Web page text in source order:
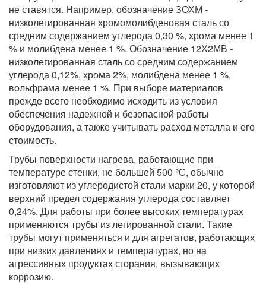
не ставятся. Например, обозначение ЗОХМ -
низколегированная хромомолибденовая сталь со
средним содержанием углерода 0,30 %, хрома менее 1
% и молибдена менее 1 %. Обозначение 12Х2МВ -
низколегированная сталь со средним содержанием
углерода 0,12%, хрома 2%, молибдена менее 1 %,
вольфрама менее 1 %. При выборе материалов
прежде всего необходимо исходить из условия
обеспечения надежной и безопасной работы
оборудования, а также учитывать расход металла и его
стоимость.
Трубы поверхности нагрева, работающие при
температуре стенки, не большей 500 °С, обычно
изготовляют из углеродистой стали марки 20, у которой
верхний предел содержания углерода составляет
0,24%. Для работы при более высоких температурах
применяются трубы из легированной стали. Такие
трубы могут применяться и для агрегатов, работающих
при низких давлениях и температурах, но на
агрессивных продуктах сгорания, вызывающих
коррозию.